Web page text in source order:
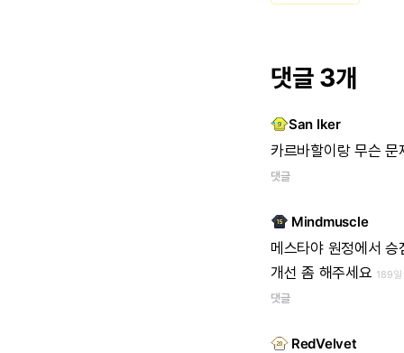
댓글 3개
San Iker
카르바할이랑 무슨 문
댓글
Mindmuscle
메스타야 원정에서 승
개선 좀 해주세요 189일
댓글
RedVelvet